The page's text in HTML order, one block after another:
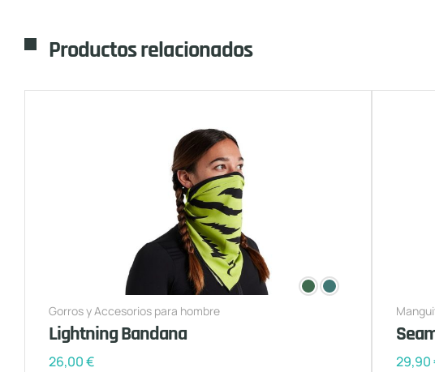
Productos relacionados
Gorros y Accesorios para hombre
Lightning Bandana
26,00€ 29,90